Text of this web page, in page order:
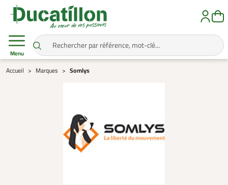
Menu
Accueil Marques Somlys